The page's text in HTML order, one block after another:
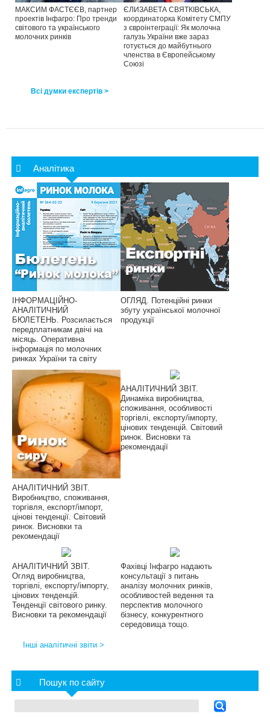
МАКСИМ ФАСТЄЄВ, партнер
проектів Інфагро: Про тренди
світового та українського
молочних ринків
ЄЛИЗАВЕТА СВЯТКІВСЬКА,
координаторка Комітету СМПУ
з євроінтеграції: Як молочна
галузь України вже зараз
готується до майбутнього
членства в Європейському
Союзі
Всі думки експертів >
Аналітика
ІНФОРМАЦІЙНО-
АНАЛІТИЧНИЙ
БЮЛЕТЕНЬ. Розсилається
передплатникам двічі на
місяць. Оперативна
інформація по молочних
ринках України та світу
ОГЛЯД. Потенційні ринки
збуту української молочної
продукції
АНАЛІТИЧНИЙ ЗВІТ.
Виробництво, споживання,
торгівля, експорт/імпорт,
цінові тенденції. Світовий
ринок. Висновки та
рекомендації
АНАЛІТИЧНИЙ ЗВІТ.
Динаміка виробництва,
споживання, особливості
торгівлі, експорту/імпорту,
цінових тенденцій. Світовий
ринок. Висновки та
рекомендації
АНАЛІТИЧНИЙ ЗВІТ.
Огляд виробництва,
торгівлі, експорту/імпорту,
цінових тенденцій.
Тенденції світового ринку.
Висновки та рекомендації
Фахівці Інфагро надають
консультації з питань
аналізу молочних ринків,
особливостей ведення та
перспектив молочного
бізнесу, конкурентного
середовища тощо.
Інші аналітичні звіти >
Пошук по сайту